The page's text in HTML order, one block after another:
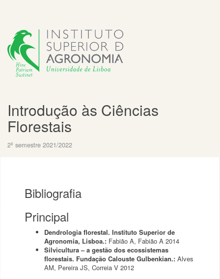
Introdução às Ciências
Florestais
2º semestre 2021/2022
Bibliografia
Principal
Dendrologia florestal. Instituto Superior de
Agronomia, Lisboa.: Fabião A, Fabião A 2014
Silvicultura – a gestão dos ecossistemas
florestais. Fundação Calouste Gulbenkian.: Alves
AM, Pereira JS, Correia V 2012